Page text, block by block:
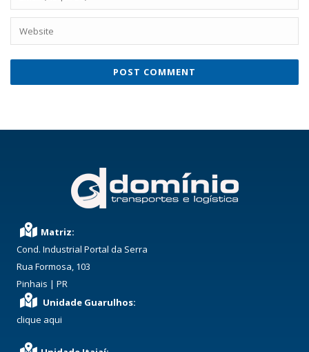
Matriz:
Cond. Industrial Portal da Serra
Rua Formosa, 103
Pinhais | PR
Unidade Guarulhos:
clique aqui